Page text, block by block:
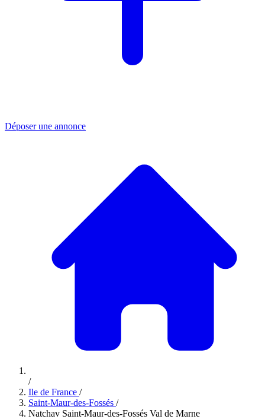
Déposer une annonce
/
Ile de France /
Saint-Maur-des-Fossés /
Natchav Saint-Maur-des-Fossés Val de Marne